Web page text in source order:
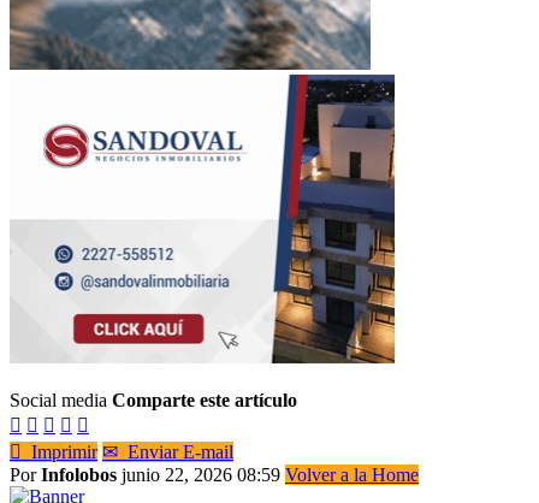
Social media Comparte este artículo
    
 Imprimir ✉ Enviar E-mail
PorInfolobos junio 22, 2026 08:59 Volver a la Home